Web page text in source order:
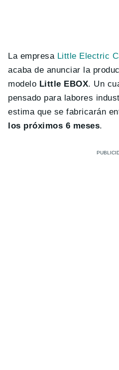
La empresa Little Electric
acaba de anunciar la
modelo Little EBOX. Un
pensado para labores
estima que se fabricarán
los próximos 6 meses.